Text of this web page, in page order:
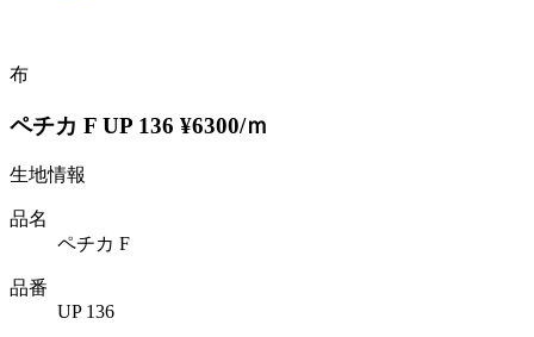
布
ペチカ F UP 136 ¥6300/ｍ
生地情報
品名
ペチカ F
品番
UP 136